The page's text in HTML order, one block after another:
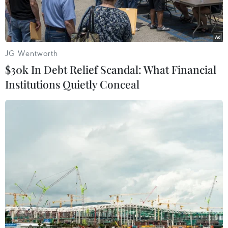
Người đứng đầu công ty dầu khí Lukoil của Nga Vagit
Ngày 13/4, Anh cho biết nước này đã bổ sung
thêm 206 cá nhân, trong đó có công dân Nga,
vào danh sách trừng phạt mà London cho là liên
quan đến cuộc khủng hoảng ở Ukraine.
JG Wentworth
$30k In Debt Relief Scandal: What Financial
Institutions Quietly Conceal